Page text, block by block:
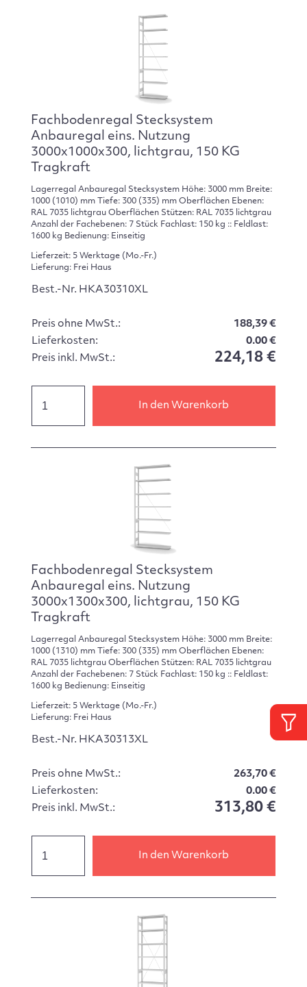
Fachbodenregal Stecksystem
Anbauregal eins. Nutzung
3000x1000x300, lichtgrau, 150 KG
Tragkraft
Lagerregal Anbauregal Stecksystem Höhe: 3000 mm Breite:
1000 (1010) mm Tiefe: 300 (335) mm Oberflächen Ebenen:
RAL 7035 lichtgrau Oberflächen Stützen: RAL 7035 lichtgrau
Anzahl der Fachebenen: 7 Stück Fachlast: 150 kg :: Feldlast:
1600 kg Bedienung: Einseitig
Lieferzeit: 5 Werktage (Mo.-Fr.)
Lieferung: Frei Haus
Best.-Nr. HKA30310XL
Preis ohne MwSt.:
188,39 €
Lieferkosten:
0.00 €
Preis inkl. MwSt.:
224,18 €
In den Warenkorb
Fachbodenregal Stecksystem
Anbauregal eins. Nutzung
3000x1300x300, lichtgrau, 150 KG
Tragkraft
Lagerregal Anbauregal Stecksystem Höhe: 3000 mm Breite:
1000 (1310) mm Tiefe: 300 (335) mm Oberflächen Ebenen:
RAL 7035 lichtgrau Oberflächen Stützen: RAL 7035 lichtgrau
Anzahl der Fachebenen: 7 Stück Fachlast: 150 kg :: Feldlast:
1600 kg Bedienung: Einseitig
Lieferzeit: 5 Werktage (Mo.-Fr.)
Lieferung: Frei Haus
Best.-Nr. HKA30313XL
Preis ohne MwSt.:
263,70 €
Lieferkosten:
0.00 €
Preis inkl. MwSt.:
313,80 €
In den Warenkorb